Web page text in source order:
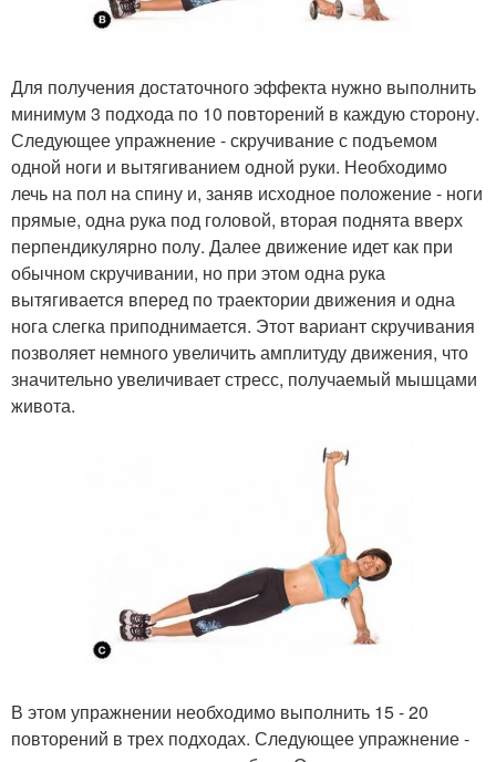
Для получения достаточного эффекта нужно выполнить
минимум 3 подхода по 10 повторений в каждую сторону.
Следующее упражнение - скручивание с подъемом
одной ноги и вытягиванием одной руки. Необходимо
лечь на пол на спину и, заняв исходное положение - ноги
прямые, одна рука под головой, вторая поднята вверх
перпендикулярно полу. Далее движение идет как при
обычном скручивании, но при этом одна рука
вытягивается вперед по траектории движения и одна
нога слегка приподнимается. Этот вариант скручивания
позволяет немного увеличить амплитуду движения, что
значительно увеличивает стресс, получаемый мышцами
живота.
В этом упражнении необходимо выполнить 15 - 20
повторений в трех подходах. Следующее упражнение -